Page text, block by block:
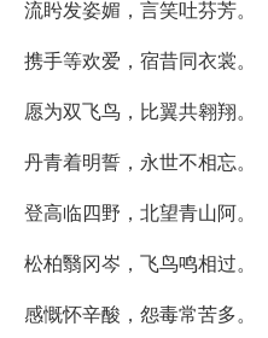
流盻发姿媚，言笑吐芬芳。
携手等欢爱，宿昔同衣裳。
愿为双飞鸟，比翼共翱翔。
丹青着明誓，永世不相忘。
登高临四野，北望青山阿。
松柏翳冈岑，飞鸟鸣相过。
感慨怀辛酸，怨毒常苦多。